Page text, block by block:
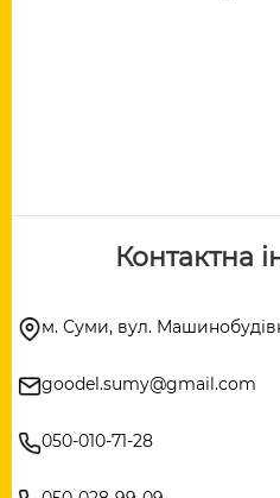
Контактна
м. Суми, вул.
goodel.sumy@gmail.com
050-010-71-28